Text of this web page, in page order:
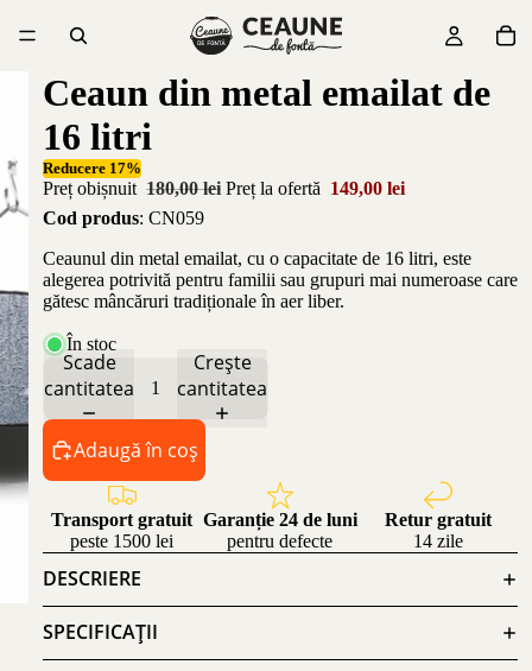
Ceaun din metal emailat de
16 litri
Reducere 17%
Preț obișnuit 180,00 lei Preț la ofertă 149,00 lei
Cod produs: CN059
Ceaunul din metal emailat, cu o capacitate de 16 litri, este
alegerea potrivită pentru familii sau grupuri mai numeroase care
gătesc mâncăruri tradiționale în aer liber.
În stoc
Scade
cantitatea
Crește
cantitatea
Adaugă în coș
Transport gratuit
peste 1500 lei
Garanție 24 de luni
pentru defecte
Retur gratuit
14 zile
DESCRIERE
SPECIFICAȚII